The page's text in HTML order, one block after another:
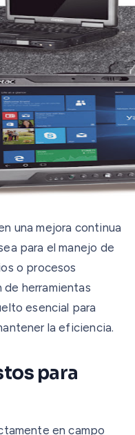
una mejora continua
para el manejo de
o procesos
herramientas
esencial para
la eficiencia.
para
en campo